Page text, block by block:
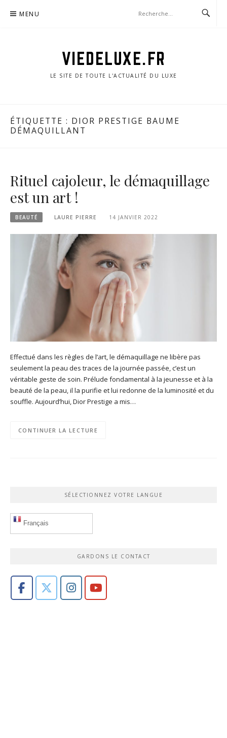
MENU
VIEDELUXE.FR
LE SITE DE TOUTE L'ACTUALITÉ DU LUXE
ÉTIQUETTE : DIOR PRESTIGE BAUME
DÉMAQUILLANT
Rituel cajoleur, le démaquillage
est un art !
BEAUTÉ LAURE PIERRE 14 JANVIER 2022
Effectué dans les règles de l’art, le démaquillage ne libère pas
seulement la peau des traces de la journée passée, c’est un
véritable geste de soin. Prélude fondamental à la jeunesse et à la
beauté de la peau, il la purifie et lui redonne de la luminosité et du
souffle. Aujourd’hui, Dior Prestige a mis…
CONTINUER LA LECTURE
SÉLECTIONNEZ VOTRE LANGUE
Français
GARDONS LE CONTACT